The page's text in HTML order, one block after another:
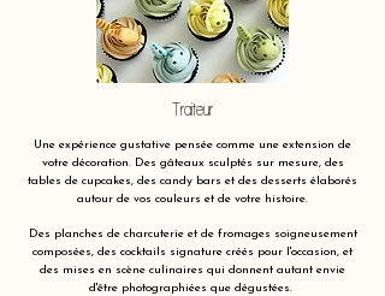
Traiteur
Une expérience gustative pensée comme une extension de
votre décoration. Des gâteaux sculptés sur mesure, des
tables de cupcakes, des candy bars et des desserts élaborés
autour de vos couleurs et de votre histoire.
Des planches de charcuterie et de fromages soigneusement
composées, des cocktails signature créés pour l'occasion, et
des mises en scène culinaires qui donnent autant envie
d'être photographiées que dégustées.